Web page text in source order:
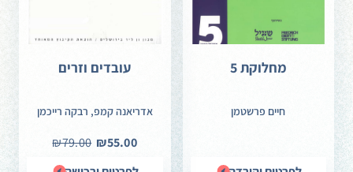
מחלוקת 5
חיים פרשטמן
עובדים וזרים
אדריאנה קמפ, רבקה רייכמן
₪55.00
₪79.00